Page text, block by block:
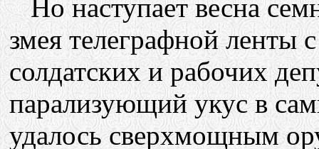
Но наступает весна
змея телеграфной ленты
солдатских и рабочих
парализующий укус в
удалось сверхмощным